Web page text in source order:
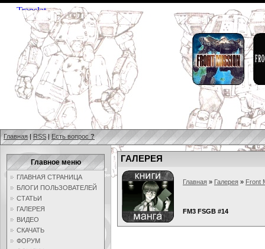
Главная | RSS | Есть вопрос ?
Главное меню
ГЛАВНАЯ СТРАНИЦА
БЛОГИ ПОЛЬЗОВАТЕЛЕЙ
СТАТЬИ
ГАЛЕРЕЯ
ВИДЕО
СКАЧАТЬ
ФОРУМ
ГАЛЕРЕЯ
Главная » Галерея » Front
FM3 FSGB #14